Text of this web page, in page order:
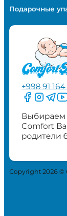
Подарочные
+998 91 164
Следите
Выбираем
Comfort
родители
Copyright 2026 ©